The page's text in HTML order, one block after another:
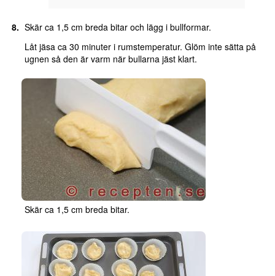
Skär ca 1,5 cm breda bitar och lägg i bullformar.
Låt jäsa ca 30 minuter i rumstemperatur. Glöm inte sätta på
ugnen så den är varm när bullarna jäst klart.
Skär ca 1,5 cm breda bitar.